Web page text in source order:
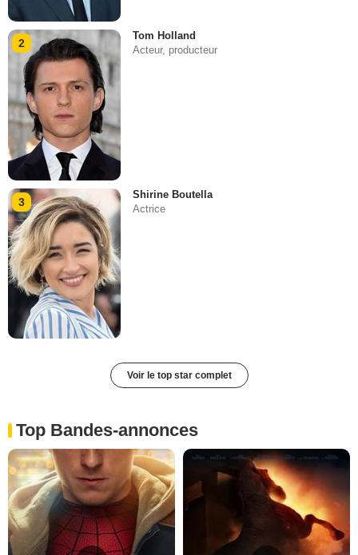
2
Tom Holland
Acteur, producteur
3
Shirine Boutella
Actrice
Voir le top star complet
Top Bandes-annonces